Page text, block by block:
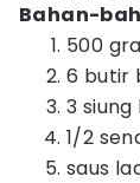
Bahan-
500
6 butir
3
1/2
saus